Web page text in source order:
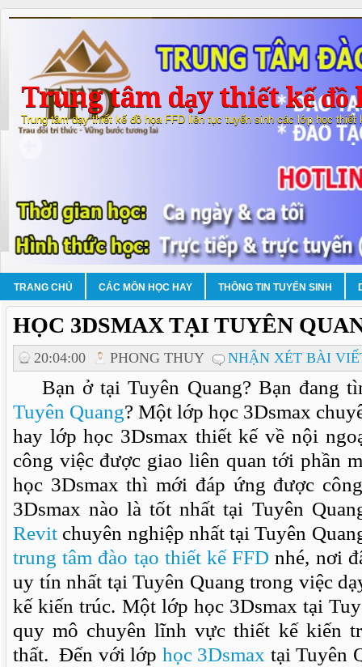
Trung tâm dạy thiết kế đồ
Trung tâm dạy thiết kế đồ họa FFD liên tục tuyển sinh các lớp học thiết
TRANG CHỦ CÁC MÔN HỌC HAY THÔNG TIN TUYỂN SINH
HỌC 3DSMAX TẠI TUYÊN
20:04:00 PHONG THUY NHẬN XÉT BÀI
Bạn ở tại Tuyên Quang? Bạn đang
Tuyên Quang? Một lớp học 3Dsmax
hay lớp học 3Dsmax thiết kế về nội
công việc được giao liên quan tới phần
học 3Dsmax thì mới đáp ứng được
3Dsmax nào là tốt nhất tại Tuyên
Revit chuyên nghiệp nhất tại Tuyên
trung tâm đào tạo thiết kế FFD nhé, nơi
uy tín nhất tại Tuyên Quang trong việc
kế kiến trúc. Một lớp học 3Dsmax tại
quy mô chuyên lĩnh vực thiết kế kiến
thất. Đến với lớp học 3Dsmax tại Tuyên